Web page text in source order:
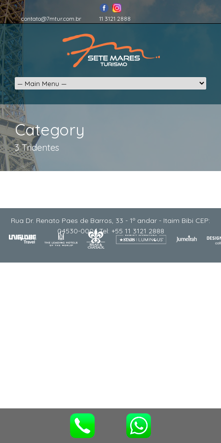
contato@7mtur.com.br 11 3121 2888
Category
3 Tridentes
Rua Dr. Renato Paes de Barros, 33 - 1º andar - Itaim Bibi CEP:
04530-000 | Tel: +55 11 3121 2888